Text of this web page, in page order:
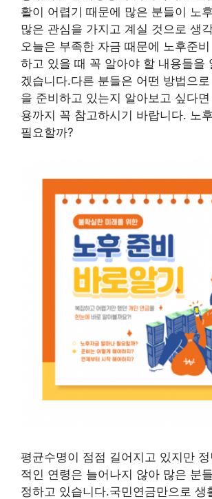
활이 어렵기 때문에 많은 분들이 노
많은 관심을 가지고 계실 것으로 생
오늘은 부족한 자금 때문에 노후준
하고 있을 때 꼭 알아야 할 내용들을
겠습니다.다른 분들은 어떤 방법으
을 준비하고 있는지 알아보고 싶다
용까지 꼭 참고하시기 바랍니다. 노
필요할까?
평균수명이 점점 길어지고 있지만
적인 연령은 늘어나지 않아 많은 분
정하고 있습니다.국민연금만으로 생